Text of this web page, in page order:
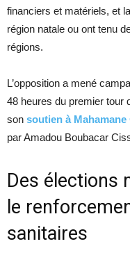
financiers et matériels, et
région natale ou ont tenu
régions.
L’opposition a mené
48 heures du premier tour
son soutien à Mahamane
par Amadou Boubacar
Des élections
le
sanitaires